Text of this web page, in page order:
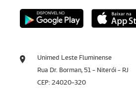
Unimed Leste Fluminense
Rua Dr. Borman, 51 - Niterói - RJ
CEP: 24020-320